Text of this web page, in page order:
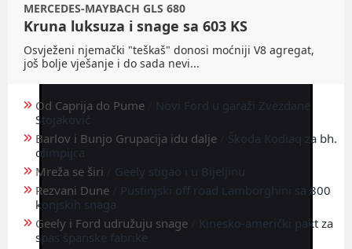
MERCEDES-MAYBACH GLS 680
Kruna luksuza i snage sa 603 KS
Osvježeni njemački "teškaš" donosi moćniji V8 agregat,
još bolje vješanje i do sada nevi...
Od Caprija do Pume
Novi Ford u garaži Zvezdane
Stojaković
Barlov i Bunjo Grupacija idu dalje
Škoda Kodiaq za bh.
olimpijca
Mreža se širi
Geely stigao i u Bijeljinu
Rezvani Dune
Pustinjski off road Lamborghini sa 800
konjskih snaga
Geely i Ford udružuju snage
Kinesko-američki pakt za
spas španske fabrike